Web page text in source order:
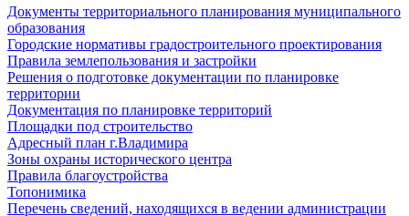
Документы территориального планирования муниципального
образования
Городские нормативы градостроительного проектирования
Правила землепользования и застройки
Решения о подготовке документации по планировке
территории
Документация по планировке территорий
Площадки под строительство
Адресный план г.Владимира
Зоны охраны исторического центра
Правила благоустройства
Топонимика
Перечень сведений, находящихся в ведении администрации